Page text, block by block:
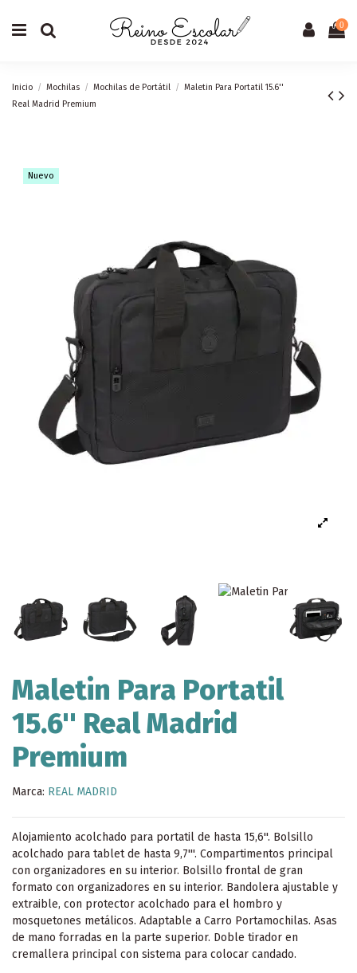
0
Inicio Mochilas Mochilas de Portátil
Maletin Para Portatil 15.6''
Real Madrid Premium
Nuevo
Maletin Para Portatil
15.6'' Real Madrid
Premium
Marca: REAL MADRID
Alojamiento acolchado para portatil de hasta 15,6''. Bolsillo
acolchado para tablet de hasta 9,7'''. Compartimentos principal
con organizadores en su interior. Bolsillo frontal de gran
formato con organizadores en su interior. Bandolera ajustable y
extraible, con protector acolchado para el hombro y
mosquetones metálicos. Adaptable a Carro Portamochilas. Asas
de mano forradas en la parte superior. Doble tirador en
cremallera principal con sistema para colocar candado.